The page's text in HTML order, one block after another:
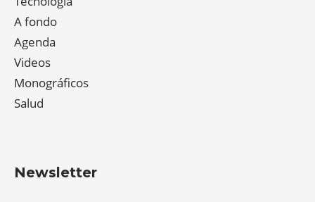
A fondo
Agenda
Videos
Monográficos
Salud
Newsletter